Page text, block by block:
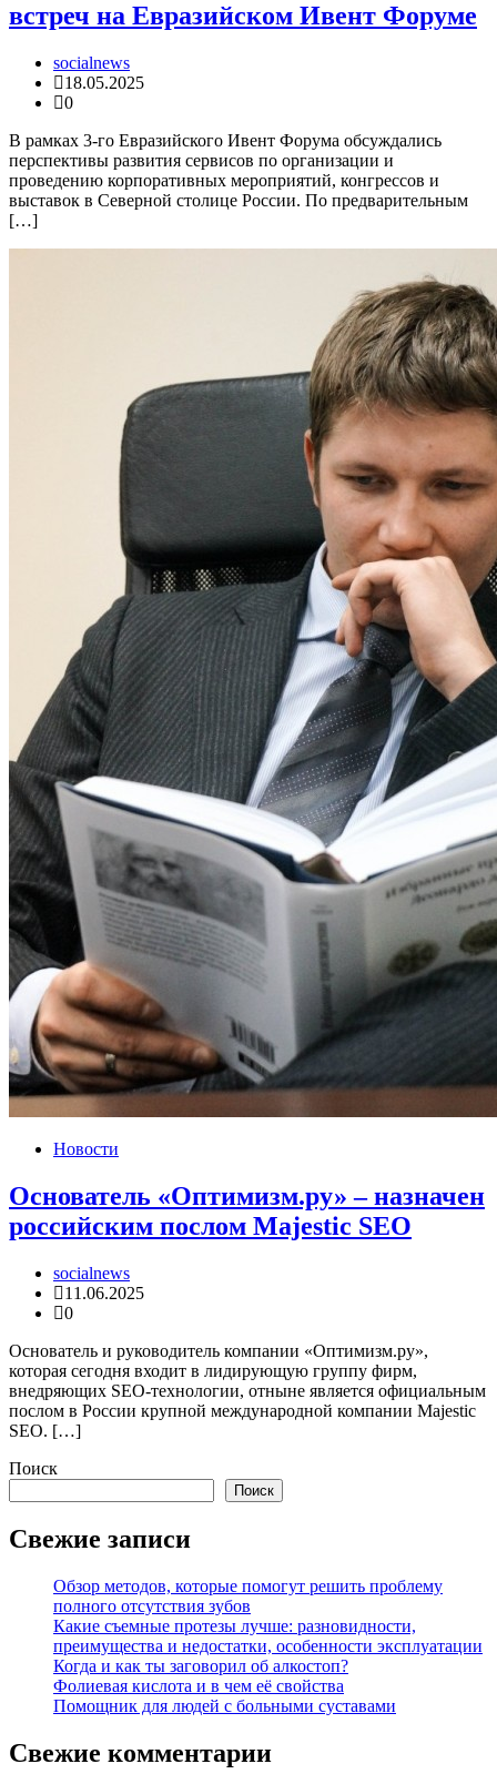
встреч на Евразийском Ивент Форуме
socialnews
18.05.2025
0
В рамках 3-го Евразийского Ивент Форума обсуждались
перспективы развития сервисов по организации и
проведению корпоративных мероприятий, конгрессов и
выставок в Северной столице России. По предварительным
[…]
Новости
Основатель «Оптимизм.ру» – назначен
российским послом Majestic SEO
socialnews
11.06.2025
0
Основатель и руководитель компании «Оптимизм.ру»,
которая сегодня входит в лидирующую группу фирм,
внедряющих SEO-технологии, отныне является официальным
послом в России крупной международной компании Majestic
SEO. […]
Поиск
Поиск
Свежие записи
Обзор методов, которые помогут решить проблему
полного отсутствия зубов
Какие съемные протезы лучше: разновидности,
преимущества и недостатки, особенности эксплуатации
Когда и как ты заговорил об алкостоп?
Фолиевая кислота и в чем её свойства
Помощник для людей с больными суставами
Свежие комментарии